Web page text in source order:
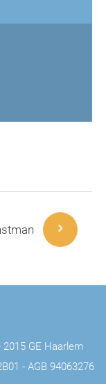
2015 GE Haarlem
AGB 94063276